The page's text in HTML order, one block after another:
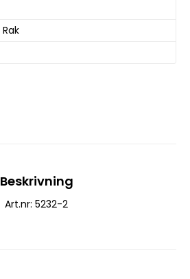
Rak
Beskrivning
Art.nr: 5232-2